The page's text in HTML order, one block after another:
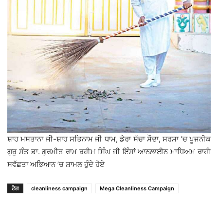
ਸ਼ਾਹ ਮਸਤਾਨਾ ਜੀ-ਸ਼ਾਹ ਸਤਿਨਾਮ ਜੀ ਧਾਮ, ਡੇਰਾ ਸੱਚਾ ਸੌਦਾ, ਸਰਸਾ ’ਚ ਪੂਜਨੀਕ
ਗੁਰੂ ਸੰਤ ਡਾ. ਗੁਰਮੀਤ ਰਾਮ ਰਹੀਮ ਸਿੰਘ ਜੀ ਇੰਸਾਂ ਆਨਲਾਈਨ ਮਾਧਿਅਮ ਰਾਹੀ
ਸਵੱਛਤਾ ਅਭਿਆਨ ’ਚ ਸ਼ਾਮਲ ਹੁੰਦੇ ਹੋਏ
ਟੈਗ cleanliness campaign Mega Cleanliness Campaign